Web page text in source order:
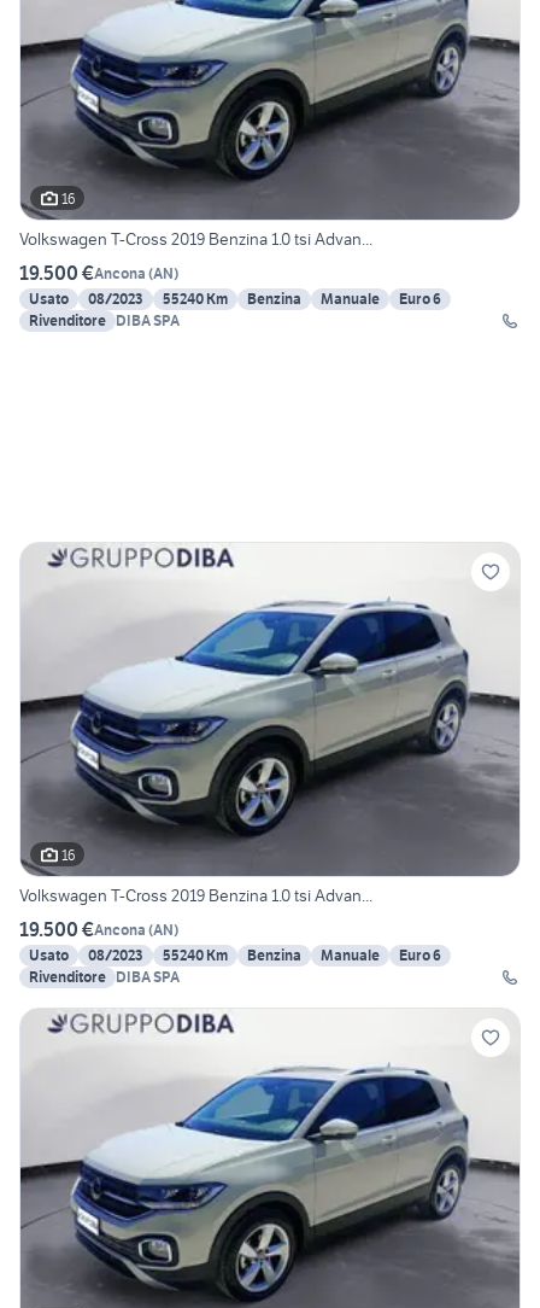
16
Volkswagen T-Cross 2019 Benzina 1.0 tsi Advan...
19.500 €Ancona (AN)
Usato
08/2023 55240 Km Benzina Manuale
Euro 6
Rivenditore DIBA SPA
16
Volkswagen T-Cross 2019 Benzina 1.0 tsi Advan...
19.500 €Ancona (AN)
Usato
08/2023 55240 Km Benzina Manuale
Euro 6
Rivenditore DIBA SPA